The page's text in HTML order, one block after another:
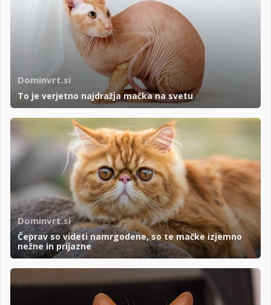
Dominvrt.si
To je verjetno najdražja mačka na svetu
Dominvrt.si
Čeprav so videti namrgodene, so te mačke izjemno
nežne in prijazne